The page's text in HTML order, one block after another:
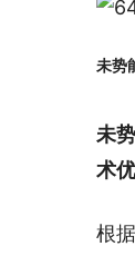
未势
未
术
根